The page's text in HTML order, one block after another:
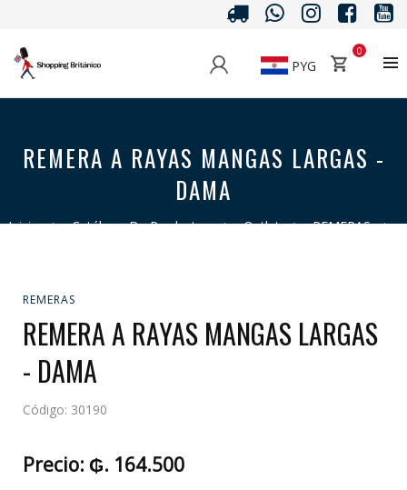
PYG
0
REMERA A RAYAS MANGAS LARGAS -
DAMA
Inicio > Catálogo De Productos > Outlet > REMERAS
>
REMERAS
REMERA A RAYAS MANGAS LARGAS
- DAMA
Código: 30190
Precio: ₲. 164.500